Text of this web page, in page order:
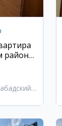
районе,